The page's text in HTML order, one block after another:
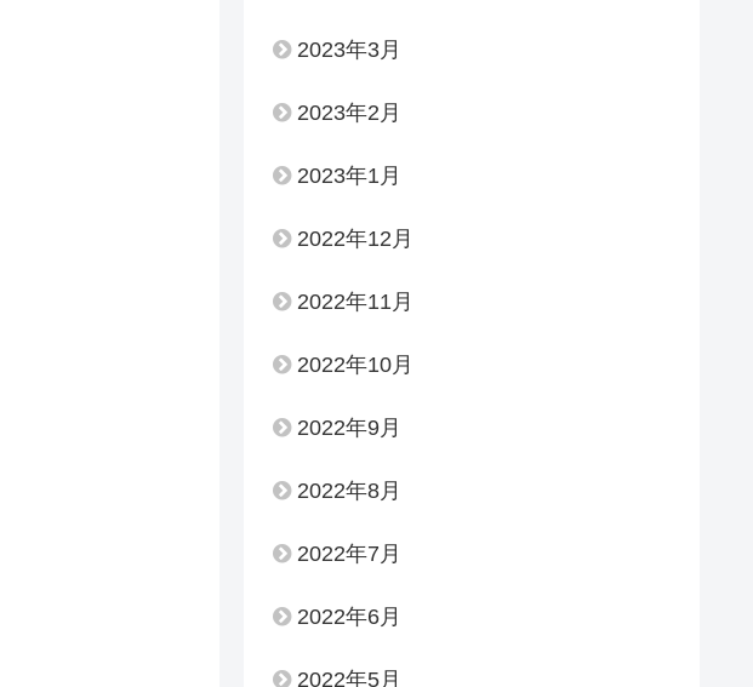
2023年3月
2023年2月
2023年1月
2022年12月
2022年11月
2022年10月
2022年9月
2022年8月
2022年7月
2022年6月
2022年5月